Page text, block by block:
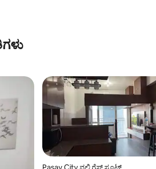
Pasay City ನಲ್ಲಿ ಗೆಸ್ಟ್ ಸೂಟ್